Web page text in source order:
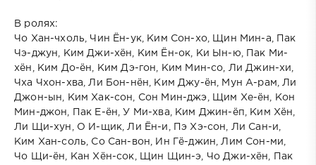
В ролях:
Чо Хан-чхоль, Чин Ён-ук, Ким Сон-хо, Щин Мин-а, Пак
Чэ-джун, Ким Джи-хён, Ким Ён-ок, Ки Ын-ю, Пак Ми-
хён, Ким До-ён, Ким Дэ-гон, Ким Мин-со, Ли Джин-хи,
Чха Чхон-хва, Ли Бон-нён, Ким Джу-ён, Мун А-рам, Ли
Джон-ын, Ким Хак-сон, Сон Мин-джэ, Щим Хе-ён, Кон
Мин-джон, Пак Е-ён, У Ми-хва, Ким Джин-ёп, Ким Хён,
Ли Щи-хун, О И-щик, Ли Ён-и, Пэ Хэ-сон, Ли Сан-и,
Ким Хан-соль, Со Сан-вон, Ин Гё-джин, Лим Сон-ми,
Чо Щи-ён, Кан Хён-сок, Щин Щин-э, Чо Джи-хён, Пак